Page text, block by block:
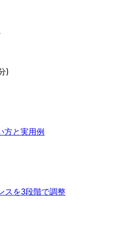
)
方と実用例
スを3段階で調整